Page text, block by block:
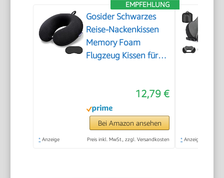
EMPFEHLUNG
Gosider Schwarzes
Reise-Nackenkissen
Memory Foam
Flugzeug Kissen für
Weiches tragbares U-
Form Nackenkissen
für Flugzeug, Auto
und Home Office
12,79 €
Bei Amazon ansehen
* Anzeige Preis inkl. MwSt., zzgl. Versandkosten * Anzeige